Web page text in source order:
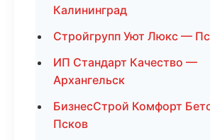
Калининград
Стройгрупп Уют Люкс —
ИП Стандарт Качество —
Архангельск
БизнесСтрой Комфорт
Псков